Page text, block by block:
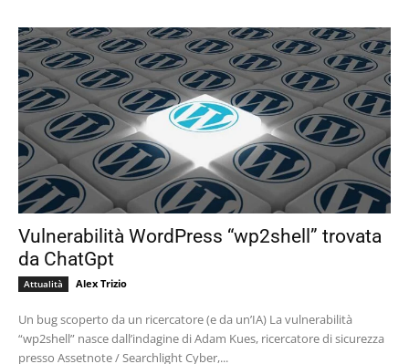
Vulnerabilità WordPress “wp2shell” trovata
da ChatGpt
Attualità Alex Trizio
Un bug scoperto da un ricercatore (e da un’IA) La vulnerabilità
“wp2shell” nasce dall’indagine di Adam Kues, ricercatore di sicurezza
presso Assetnote / Searchlight Cyber,...